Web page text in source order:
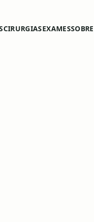
CIRURGIASEXAMESSOBRE